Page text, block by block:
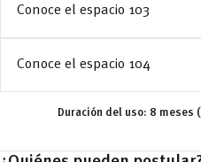
Conoce el espacio 103
Conoce el espacio 104
Duración del uso: 8 meses